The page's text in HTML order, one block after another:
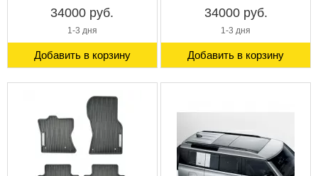
34000 руб.
1-3 дня
Добавить в корзину
34000 руб.
1-3 дня
Добавить в корзину